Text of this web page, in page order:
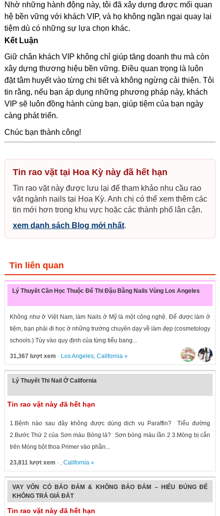
Nhờ những hành động này, tôi đã xây dựng được mối quan
hệ bền vững với khách VIP, và họ không ngần ngại quay lại
tiệm dù có những sự lựa chọn khác.
Kết Luận
Giữ chân khách VIP không chỉ giúp tăng doanh thu mà còn
xây dựng thương hiệu bền vững. Điều quan trọng là luôn
đặt tâm huyết vào từng chi tiết và không ngừng cải thiện. Tôi
tin rằng, nếu bạn áp dụng những phương pháp này, khách
VIP sẽ luôn đồng hành cùng bạn, giúp tiệm của bạn ngày
càng phát triển.
Chúc bạn thành công!
Tin rao vặt tại Hoa Kỳ này đã hết hạn
Tin rao vặt này được lưu lại để tham khảo nhu cầu rao
vặt ngành nails tại Hoa Kỳ. Anh chị có thể xem thêm các
tin mới hơn trong khu vực hoặc các thành phố lân cận.
xem danh sách Blog mới nhất.
Tin liên quan
Lý Thuyết Cần Học Thuộc Để Thi Đậu Bằng Nails Vùng Los Angeles
Không như ở Việt Nam, làm Nails ở Mỹ là một công nghệ. Để được làm ở
tiệm, bạn phải đi học ở những trường chuyên dạy về làm đẹp (cosmetology
schools.) Tùy vào quy định của từng tiểu bang...
31,367 lượt xem · Los Angeles, California»
Lý Thuyết Thi Nail Ở California
Tin rao vặt này đã hết hạn
1.Bệnh nào sau đây không được dùng dịch vụ Paraffin? Tiểu đường
2.Bước Thứ 2 của Sơn màu Bóng là? Sơn bóng màu lần 2 3.Móng bị cắn
trên Móng bột thoa Primer vào phần...
23,811 lượt xem · , California»
VAY VỐN CÓ BẢO ĐẢM & KHÔNG BẢO ĐẢM – HIỂU ĐÚNG ĐỂ
KHÔNG TRẢ GIÁ ĐẮT
Tin rao vặt này đã hết hạn